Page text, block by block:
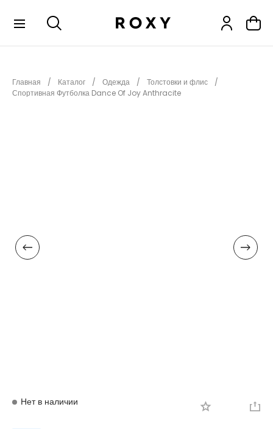
НОВИНКИ
АКСЕССУАРЫ
Главная Каталог Одежда
Толстовки и флис
Спортивная Футболка Dance Of Joy Anthracite
Нет в наличии